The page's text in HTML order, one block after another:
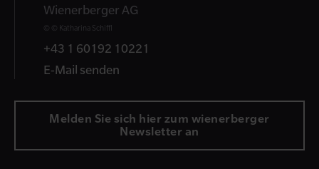
Wienerberger AG
© © Katharina Schiffl
+43 1 60192 10221
E-Mail senden
Melden Sie sich hier zum wienerberger
Newsletter an